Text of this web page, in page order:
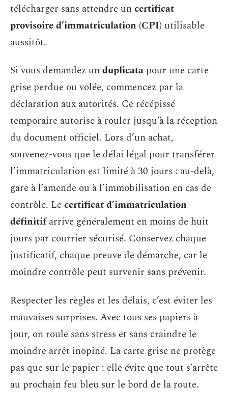
télécharger sans attendre uncertificat
provisoire d’immatriculation (CPI) utilisable
aussitôt.
Si vous demandez unduplicata pour une carte
grise perdue ou volée, commencez par la
déclaration aux autorités. Ce récépissé
temporaire autorise à rouler jusqu’à la réception
du document officiel. Lors d’un achat,
souvenez-vous que le délai légal pour transférer
l’immatriculation est limité à 30 jours : au-delà,
gare à l’amende ou à l’immobilisation en cas de
contrôle. Lecertificat d’immatriculation
définitifarrive généralement en moins de huit
jours par courrier sécurisé. Conservez chaque
justificatif, chaque preuve de démarche, car le
moindre contrôle peut survenir sans prévenir.
Respecter les règles et les délais, c’est éviter les
mauvaises surprises. Avec tous ses papiers à
jour, on roule sans stress et sans craindre le
moindre arrêt inopiné. La carte grise ne protège
pas que sur le papier : elle évite que tout s’arrête
au prochain feu bleu sur le bord de la route.